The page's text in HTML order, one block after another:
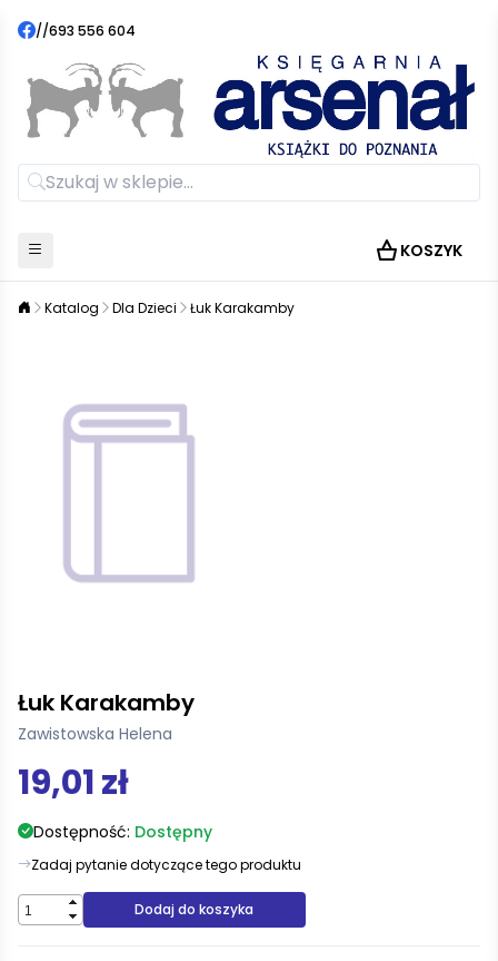
//693 556 604
KOSZYK
Katalog Dla Dzieci Łuk Karakamby
Łuk Karakamby
Zawistowska Helena
19,01 zł
Dostępność: Dostępny
Zadaj pytanie dotyczące tego produktu
Dodaj do koszyka